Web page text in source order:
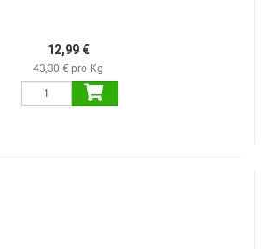
12,99 €
43,30 € pro Kg